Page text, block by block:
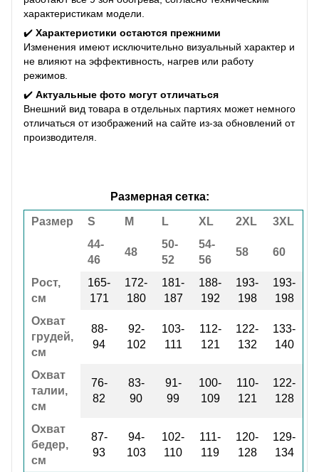
характеристикам модели.
✔️ Характеристики остаются прежними
Изменения имеют исключительно визуальный характер и
не влияют на эффективность, нагрев или работу
режимов.
✔️ Актуальные фото могут отличаться
Внешний вид товара в отдельных партиях может немного
отличаться от изображений на сайте из-за обновлений от
производителя.
Размерная сетка:
Размер S M L XL 2XL
3XL
44-
46
48
50-
52
54-
56
58 60
Рост,
см
165-
171
172-
180
181-
187
188-
192
193-
198
193-
198
Охват
грудей,
см
88-
94
92-
102
103-
111
112-
121
122-
132
133-
140
Охват
талии,
см
76-
82
83-
90
91-
99
100-
109
110-
121
122-
128
Охват
бедер,
см
87-
93
94-
103
102-
110
111-
119
120-
128
129-
134